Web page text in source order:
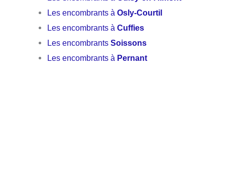
Les encombrants àOsly-Courtil
Les encombrants àCuffies
Les encombrantsSoissons
Les encombrants à Pernant